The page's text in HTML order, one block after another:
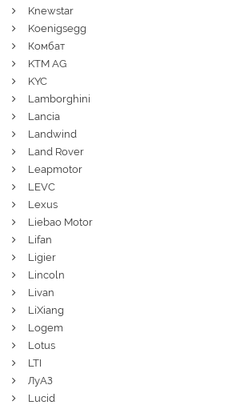
Knewstar
Koenigsegg
Комбат
KTM AG
KYC
Lamborghini
Lancia
Landwind
Land Rover
Leapmotor
LEVC
Lexus
Liebao Motor
Lifan
Ligier
Lincoln
Livan
LiXiang
Logem
Lotus
LTI
ЛуАЗ
Lucid